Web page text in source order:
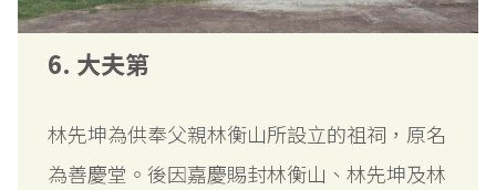
6. 大夫第
林先坤為供奉父親林衡山所設立的祖祠，原名
為善慶堂。後因嘉慶賜封林衡山、林先坤及林